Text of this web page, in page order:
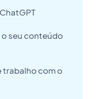
o seu conteúdo
trabalho com o